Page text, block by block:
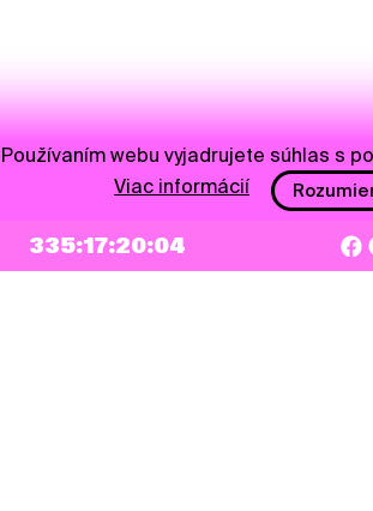
335:17:20:04
Používaním webu vyjadrujete súhlas s
Viac informácií